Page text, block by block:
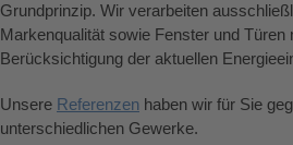
Grundprinzip. Wir verarbeiten
Markenqualität sowie Fenster und Türen
Berücksichtigung der aktuellen
Unsere Referenzen haben wir für Sie
unterschiedlichen Gewerke.